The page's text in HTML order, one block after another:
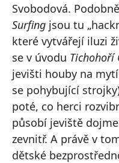
Svobodová.
Surfing jsou tu
které vytvářejí iluzi
se v úvodu Tichohoří
jevišti houby na
se pohybující
poté, co herci
působí jeviště
zevnitř. A právě v
dětské